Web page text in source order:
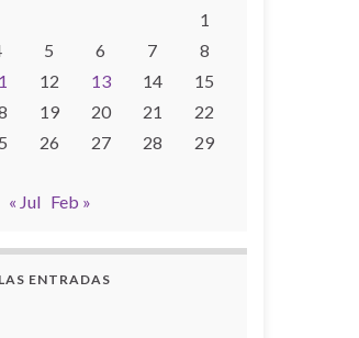
1
5 6 7
8
12 13 14
15
19 20 21
22
26 27 28
29
« Jul Feb »
ENTRADAS